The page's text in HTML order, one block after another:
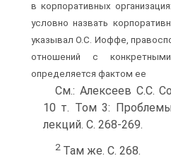
в корпоративных
условно назвать
указывал О.С. Иоффе,
отношений с
определяется фактом ее
См.: Алексеев С.С.
10 т. Том 3:
лекций. С. 268-269.
2Там же. С. 268.